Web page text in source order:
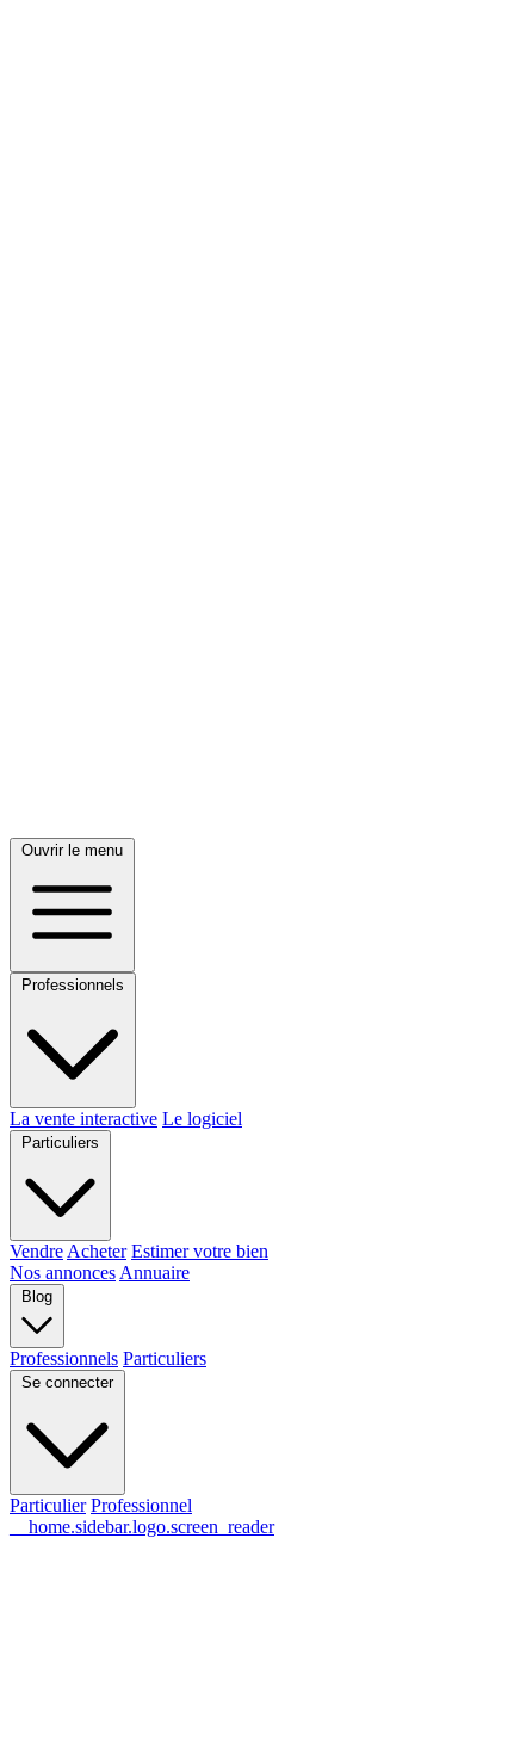
Ouvrir le menu
Professionnels
La vente interactive Le logiciel
Particuliers
Vendre Acheter Estimer votre bien
Nos annonces Annuaire
Blog
Professionnels Particuliers
Se connecter
Particulier Professionnel
__home.sidebar.logo.screen_reader